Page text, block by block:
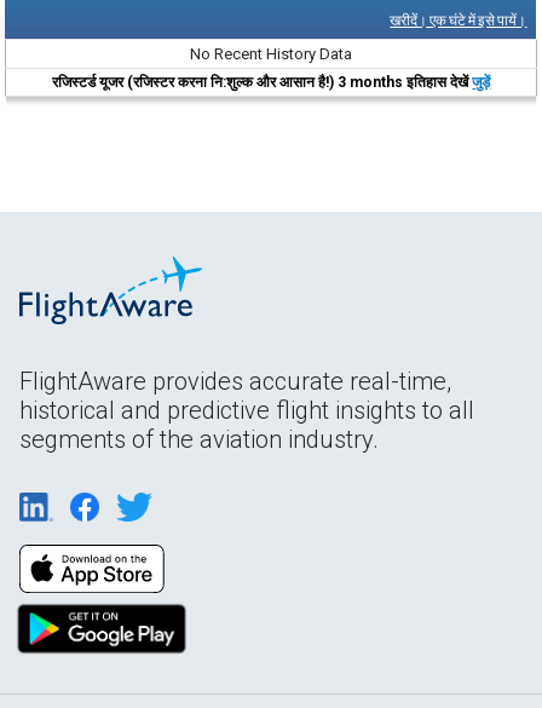
खरीदें। एक घंटे में इसे पायें।
No Recent History Data
रजिस्टर्ड यूजर (रजिस्टर करना नि:शुल्क और आसान है!) 3 months इतिहास देखेंजुड़ें
FlightAware provides accurate real-time,
historical and predictive flight insights to all
segments of the aviation industry.